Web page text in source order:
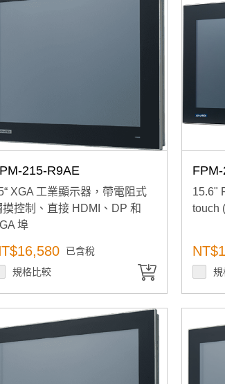
215-R9AE
XGA 工業顯示器，帶電阻式
摸控制、直接 HDMI、DP 和
埠
已含稅
規格比較
15.6"
touch
規